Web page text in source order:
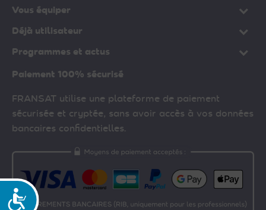
Accessibilité
Vous équiper
Déjà utilisateur
Programmes et actus
Paiement 100% sécurisé
FRANSAT utilise une plateforme de paiement
sécurisée et cryptée, sans avoir accès à vos données
bancaires confidentielles.